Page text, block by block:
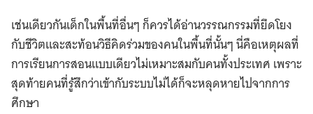
เช่นเดียวกันเด็กในพื้นที่อื่นๆ ก็ควรได้อ่านวรรณกรรมที่ยึดโยง
กับชีวิตและสะท้อนวิธีคิดร่วมของคนในพื้นที่นั้นๆ นี่คือเหตุผลที่
การเรียนการสอนแบบเดียวไม่เหมาะสมกับคนทั้งประเทศ เพราะ
สุดท้ายคนที่รู้สึกว่าเข้ากับระบบไม่ได้ก็จะหลุดหายไปจากการ
ศึกษา